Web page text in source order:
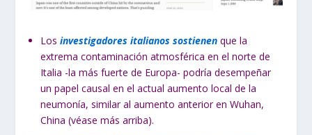
Losinvestigadores italianos sostienen que la
extrema contaminación atmosférica en el norte de
Italia -la más fuerte de Europa- podría desempeñar
un papel causal en el actual aumento local de la
neumonía, similar al aumento anterior en Wuhan,
China (véase más arriba).